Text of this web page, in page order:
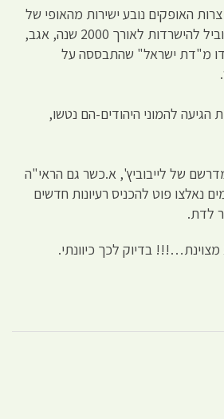
האופקים נובע ישירות מהאופי של
הדת האורתודוכסית שהוביל להישרדות לאורך 2000 שנה, אגב,
מ"דת ישראל" שהתבססה על
להמוני היהודים-הם נטשו,
של לייבוביץ', א.כשר גם הראי"ה
נאלצו פוט להכניס רעיונות חדשים
לדת.
בדיוק לכך כיוונתי.